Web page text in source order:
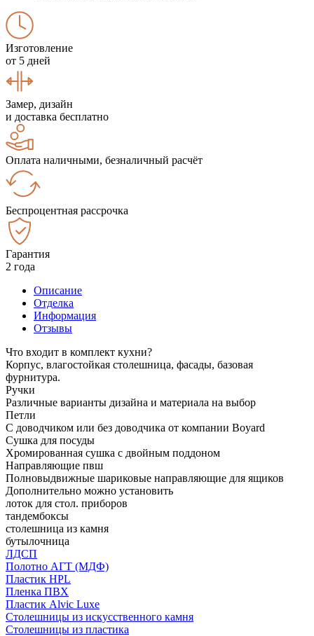
Изготовление
от 5 дней
Замер, дизайн
и доставка бесплатно
Оплата наличными, безналичный расчёт
Беспроцентная рассрочка
Гарантия
2 года
Описание
Отделка
Информация
Отзывы
Что входит в комплект кухни?
Корпус, влагостойкая столешница, фасады, базовая
фурнитура.
Ручки
Различные варианты дизайна и материала на выбор
Петли
С доводчиком или без доводчика от компании Boyard
Сушка для посуды
Хромированная сушка с двойным поддоном
Направляющие пвш
Полновыдвижные шариковые направляющие для ящиков
Дополнительно можно установить
лоток для стол. приборов
тандембоксы
столешница из камня
бутылочница
ЛДСП
Полотно АГТ (МДФ)
Пластик HPL
Пленка ПВХ
Пластик Alvic Luxe
Столешницы из искусственного камня
Столешницы из пластика